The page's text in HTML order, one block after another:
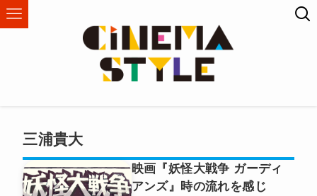
三浦貴大
映画『妖怪大戦争 ガーディ
アンズ』時の流れを感じ